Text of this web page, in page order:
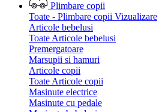
Plimbare copii
Toate - Plimbare copii Vizualizare
Articole bebelusi
Toate Articole bebelusi
Premergatoare
Marsupii si hamuri
Articole copii
Toate Articole copii
Masinute electrice
Masinute cu pedale